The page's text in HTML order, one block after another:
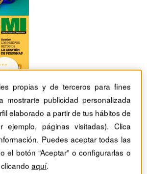
Habilidades directivas
artificial está cambiando nuestra
propias y de terceros para fines
mostrarte publicidad personalizada
elaborado a partir de tus hábitos de
ejemplo, páginas visitadas). Clica
Puedes aceptar todas las
el botón “Aceptar” o configurarlas o
clicandoaquí.